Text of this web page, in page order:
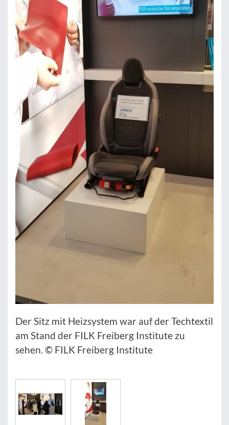
Der Sitz mit Heizsystem war auf der Techtextil
am Stand der FILK Freiberg Institute zu
sehen. © FILK Freiberg Institute